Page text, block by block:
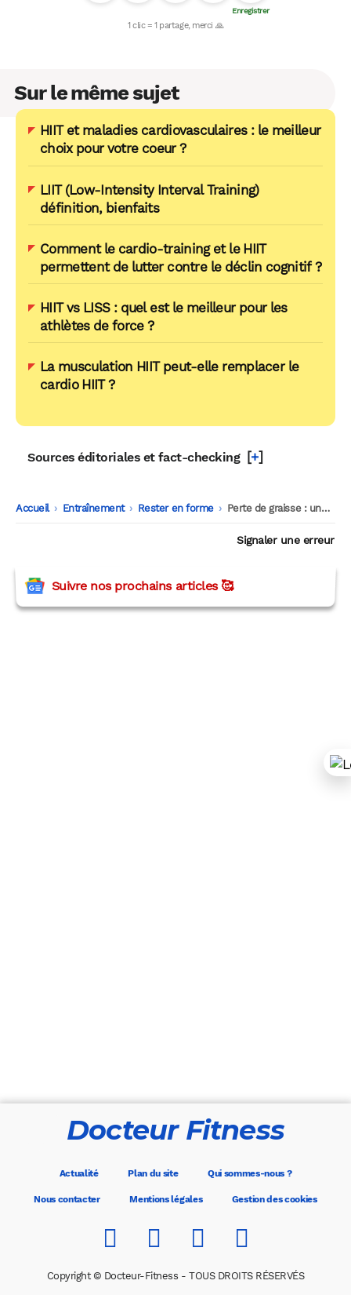
Sur le même sujet
HIIT et maladies cardiovasculaires : le meilleur
choix pour votre coeur ?
LIIT (Low-Intensity Interval Training)
définition, bienfaits
Comment le cardio-training et le HIIT
permettent de lutter contre le déclin cognitif ?
HIIT vs LISS : quel est le meilleur pour les
athlètes de force ?
La musculation HIIT peut-elle remplacer le
cardio HIIT ?
Sources éditoriales et fact-checking [+]
Accueil -
Entraînement -
Rester en forme -
Perte de graisse : une séance par semaine aussi efficace que trois
Signaler une erreur
Suivre nos prochains articles 🥰
Docteur Fitness
Actualité Plan du site Qui sommes-nous ?
Nous contacter Mentions légales Gestion des cookies
Copyright © Docteur-Fitness - TOUS DROITS RÉSERVÉS